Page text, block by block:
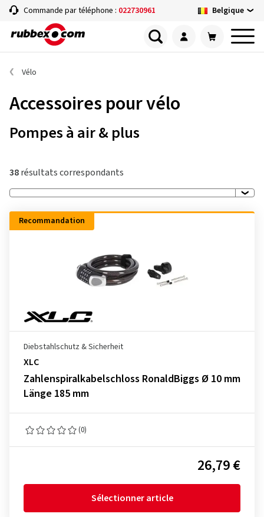
Commande par téléphone : 022730961 Belgique
Vélo
Accessoires pour vélo
Pompes à air & plus
38résultats correspondants
Recommandation
Diebstahlschutz & Sicherheit
XLC
Zahlenspiralkabelschloss RonaldBiggs Ø 10 mm
Länge 185 mm
(0)
26,79 €
Sélectionner article